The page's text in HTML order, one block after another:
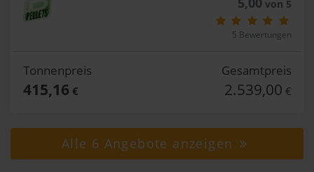
von 5
5 Bewertungen
Tonnenpreis
415,16 €
Gesamtpreis
2.539,00 €
Alle 6 Angebote anzeigen